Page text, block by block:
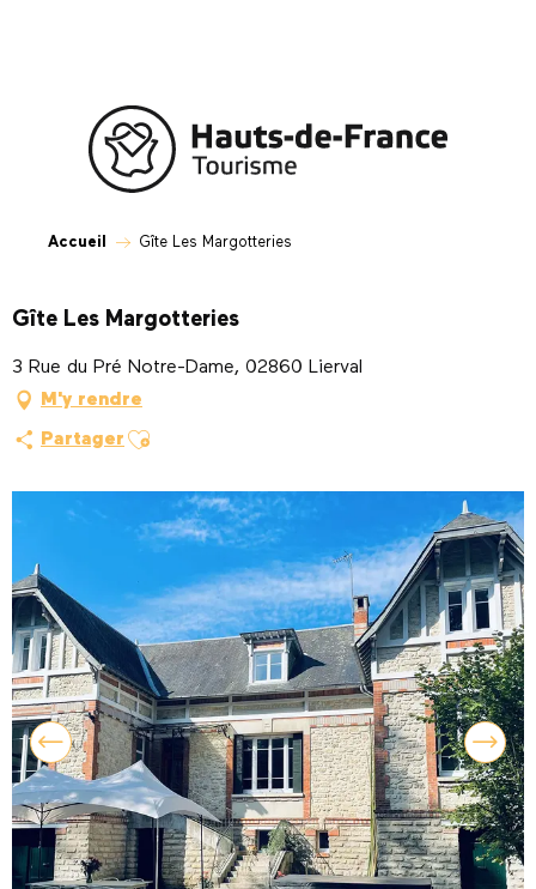
Accueil Gîte Les Margotteries
Gîte Les Margotteries
3 Rue du Pré Notre-Dame, 02860 Lierval
M'y rendre
Partager Ajouter aux favoris